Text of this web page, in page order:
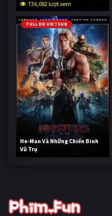
736,082 lượt xem
FULL HD VIETSUB
He-Man Và Những Chiến Binh
Vũ Trụ
252,659 lượt xem